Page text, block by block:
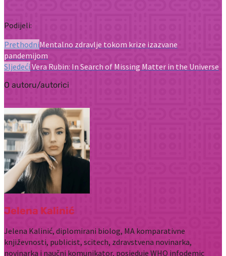
Podijeli:
PrethodniMentalno zdravlje tokom krize izazvane
pandemijom
Sljedeći Vera Rubin: In Search of Missing Matter in the Universe
O autoru/autorici
Jelena Kalinić
Jelena Kalinić, diplomirani biolog, MA komparativne
književnosti, publicist, scitech, zdravstvena novinarka,
novinarka i naučni komunikator, posjeduje WHO infodemic